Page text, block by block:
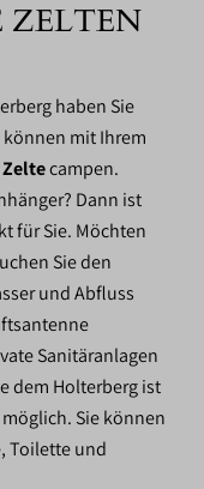
ZELTEN
haben Sie
mit Ihrem
campen.
Dann ist
für Sie. Möchten
Sie den
und Abfluss
Sanitäranlagen
dem Holterberg ist
möglich. Sie können
Toilette und